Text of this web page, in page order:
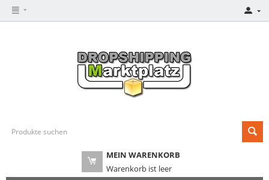
MEIN WARENKORB
Warenkorb ist leer